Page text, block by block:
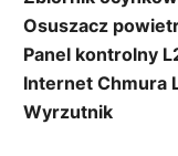
Osuszacz
Panel kontrolny
Internet Chmura
Wyrzutnik